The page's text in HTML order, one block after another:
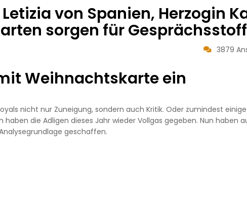
von Spanien, Herzogin
sorgen für Gesprächsstoff
3879
Weihnachtskarte ein
nicht nur Zuneigung, sondern auch Kritik. Oder zumindest einige
die Adligen dieses Jahr wieder Vollgas gegeben. Nun haben
geschaffen.